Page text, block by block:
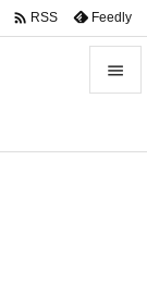

 RSS Feedly